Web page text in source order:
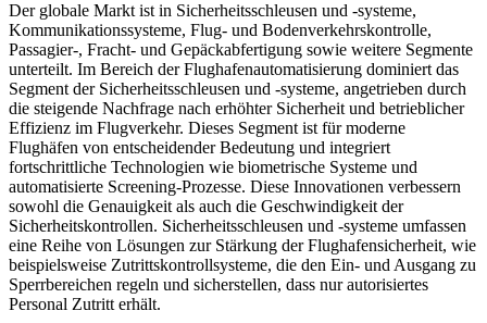
Der globale Markt ist in Sicherheitsschleusen und -systeme,
Kommunikationssysteme, Flug- und Bodenverkehrskontrolle,
Passagier-, Fracht- und Gepäckabfertigung sowie weitere Segmente
unterteilt. Im Bereich der Flughafenautomatisierung dominiert das
Segment der Sicherheitsschleusen und -systeme, angetrieben durch
die steigende Nachfrage nach erhöhter Sicherheit und betrieblicher
Effizienz im Flugverkehr. Dieses Segment ist für moderne
Flughäfen von entscheidender Bedeutung und integriert
fortschrittliche Technologien wie biometrische Systeme und
automatisierte Screening-Prozesse. Diese Innovationen verbessern
sowohl die Genauigkeit als auch die Geschwindigkeit der
Sicherheitskontrollen. Sicherheitsschleusen und -systeme umfassen
eine Reihe von Lösungen zur Stärkung der Flughafensicherheit, wie
beispielsweise Zutrittskontrollsysteme, die den Ein- und Ausgang zu
Sperrbereichen regeln und sicherstellen, dass nur autorisiertes
Personal Zutritt erhält.